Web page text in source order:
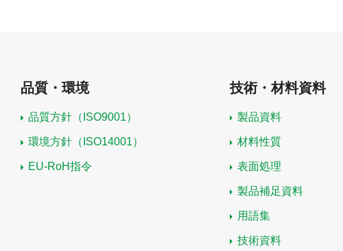
品質・環境
品質方針（ISO9001）
環境方針（ISO14001）
EU-RoH指令
技術・材料資料
製品資料
材料性質
表面処理
製品補足資料
用語集
技術資料